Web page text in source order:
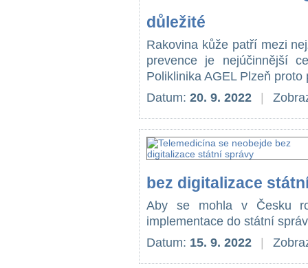
důležité
Rakovina kůže patří mezi
prevence je nejúčinnější
Poliklinika AGEL Plzeň proto
Datum: 20. 9. 2022
bez digitalizace
Aby se mohla v Česku
implementace do státní
Datum: 15. 9. 2022